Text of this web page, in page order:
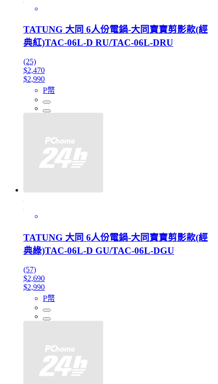
TATUNG 大同 6人份電鍋-大同寶寶剪影款(經
典紅)TAC-06L-D RU/TAC-06L-DRU
(25)
$2,470
$2,990
P幣
TATUNG 大同 6人份電鍋-大同寶寶剪影款(經
典綠)TAC-06L-D GU/TAC-06L-DGU
(57)
$2,690
$2,990
P幣